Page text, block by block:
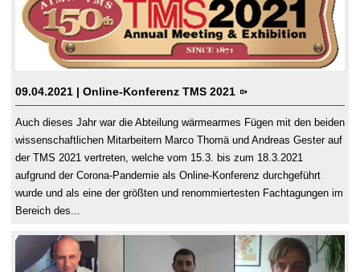
09.04.2021 | Online-Konferenz TMS 2021
Auch dieses Jahr war die Abteilung wärmearmes Fügen mit den beiden
wissenschaftlichen Mitarbeitern Marco Thomä und Andreas Gester auf
der TMS 2021 vertreten, welche vom 15.3. bis zum 18.3.2021
aufgrund der Corona-Pandemie als Online-Konferenz durchgeführt
wurde und als eine der größten und renommiertesten Fachtagungen im
Bereich des...